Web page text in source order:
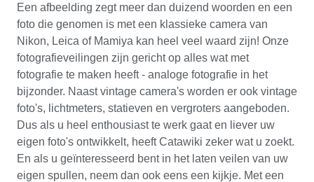
Een afbeelding zegt meer dan duizend woorden en een
foto die genomen is met een klassieke camera van
Nikon, Leica of Mamiya kan heel veel waard zijn! Onze
fotografieveilingen zijn gericht op alles wat met
fotografie te maken heeft - analoge fotografie in het
bijzonder. Naast vintage camera's worden er ook vintage
foto's, lichtmeters, statieven en vergroters aangeboden.
Dus als u heel enthousiast te werk gaat en liever uw
eigen foto's ontwikkelt, heeft Catawiki zeker wat u zoekt.
En als u geïnteresseerd bent in het laten veilen van uw
eigen spullen, neem dan ook eens een kijkje. Met een